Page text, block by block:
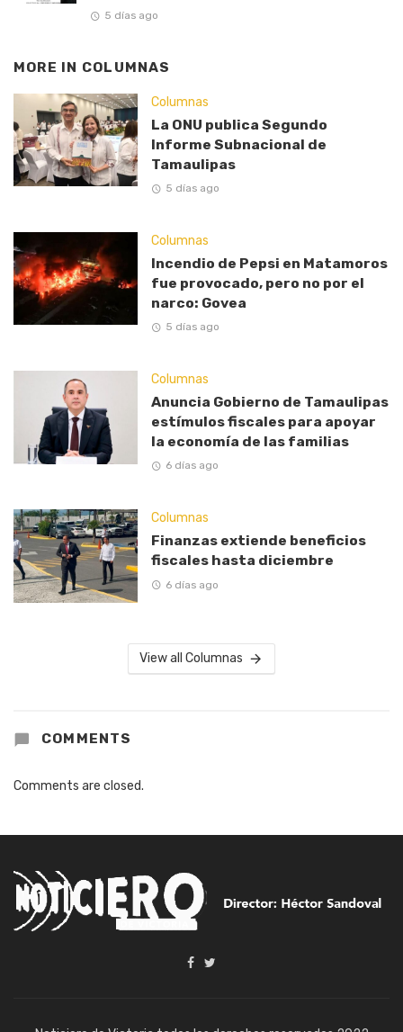
5 días ago
MORE IN COLUMNAS
Columnas
La ONU publica Segundo
Informe Subnacional de
Tamaulipas
5 días ago
Columnas
Incendio de Pepsi en Matamoros
fue provocado, pero no por el
narco: Govea
5 días ago
Columnas
Anuncia Gobierno de Tamaulipas
estímulos fiscales para apoyar
la economía de las familias
6 días ago
Columnas
Finanzas extiende beneficios
fiscales hasta diciembre
6 días ago
View all Columnas
COMMENTS
Comments are closed.